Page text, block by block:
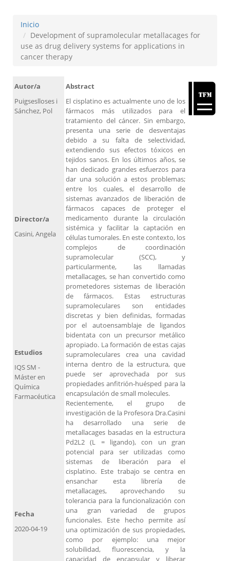
Inicio
Development of supramolecular metallacages for
use as drug delivery systems for applications in
cancer therapy
Autor/a
Puigseslloses i
Sánchez, Pol
Abstract
El cisplatino es actualmente uno de los
fármacos más utilizados para el
tratamiento del cáncer. Sin embargo,
presenta una serie de desventajas
debido a su falta de selectividad,
extendiendo sus efectos tóxicos en
tejidos sanos. En los últimos años, se
han dedicado grandes esfuerzos para
dar una solución a estos problemas;
entre los cuales, el desarrollo de
sistemas avanzados de liberación de
fármacos capaces de proteger el
medicamento durante la circulación
sistémica y facilitar la captación en
células tumorales. En este contexto, los
complejos de coordinación
supramolecular (SCC), y
particularmente, las llamadas
metallacages, se han convertido como
prometedores sistemas de liberación
de fármacos. Estas estructuras
supramoleculares son entidades
discretas y bien definidas, formadas
por el autoensamblaje de ligandos
bidentata con un precursor metálico
apropiado. La formación de estas cajas
supramoleculares crea una cavidad
interna dentro de la estructura, que
puede ser aprovechada por sus
propiedades anfitrión-huésped para la
encapsulación de small molecules.
Recientemente, el grupo de
investigación de la Profesora Dra.Casini
ha desarrollado una serie de
metallacages basadas en la estructura
Pd2L2 (L = ligando), con un gran
potencial para ser utilizadas como
sistemas de liberación para el
cisplatino. Este trabajo se centra en
ensanchar esta librería de
metallacages, aprovechando su
tolerancia para la funcionalización con
una gran variedad de grupos
funcionales. Este hecho permite así
una optimización de sus propiedades,
como por ejemplo: una mejor
solubilidad, fluorescencia, y la
capacidad de encapsular y liberar
Director/a
Casini, Angela
Estudios
IQS SM -
Máster en
Química
Farmacéutica
Fecha
2020-04-19